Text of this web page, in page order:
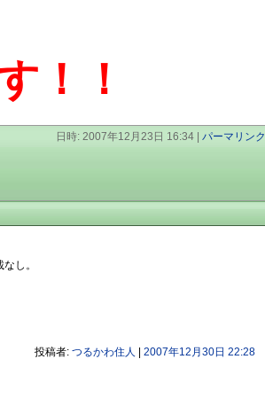
！！
日時: 2007年12月23日 16:34 パーマリンク
し。
投稿者: つるかわ住人 2007年12月30日 22:28